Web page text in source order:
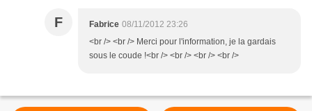
F Fabrice 08/11/2012 23:26
<br /> <br /> Merci pour l'information, je la gardais
sous le coude !<br /> <br /> <br /> <br />